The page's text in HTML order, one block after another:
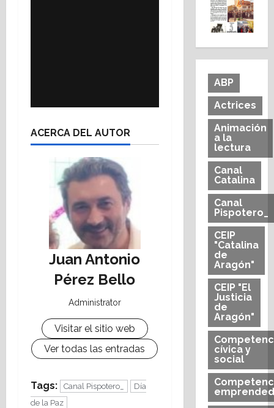
ACERCA DEL AUTOR
Juan Antonio
Pérez Bello
Administrator
Visitar el sitio web
Ver todas las entradas
Tags: Canal Pispotero_
Día
de la Paz
ABP
Actrices
Animación
a la
lectura
Canal
Catalina
Canal
Pispotero_
CEIP
"Catalina
de
Aragón"
CEIP "El
Justicia
de
Aragón"
cívica y
social